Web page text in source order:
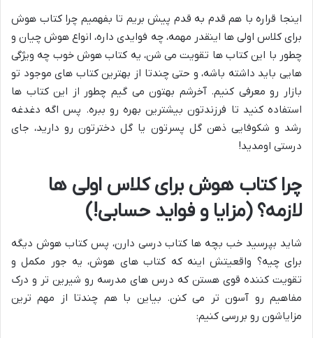
اینجا قراره با هم قدم به قدم پیش بریم تا بفهمیم چرا کتاب هوش
برای کلاس اولی ها اینقدر مهمه، چه فوایدی داره، انواع هوش چیان و
چطور با این کتاب ها تقویت می شن، یه کتاب هوش خوب چه ویژگی
هایی باید داشته باشه، و حتی چندتا از بهترین کتاب های موجود تو
بازار رو معرفی کنیم. آخرشم بهتون می گیم چطور از این کتاب ها
استفاده کنید تا فرزندتون بیشترین بهره رو ببره. پس اگه دغدغه
رشد و شکوفایی ذهن گل پسرتون یا گل دخترتون رو دارید، جای
درستی اومدید!
چرا کتاب هوش برای کلاس اولی ها
لازمه؟ (مزایا و فواید حسابی!)
شاید بپرسید خب بچه ها کتاب درسی دارن، پس کتاب هوش دیگه
برای چیه؟ واقعیتش اینه که کتاب های هوش، یه جور مکمل و
تقویت کننده قوی هستن که درس های مدرسه رو شیرین تر و درک
مفاهیم رو آسون تر می کنن. بیاین با هم چندتا از مهم ترین
مزایاشون رو بررسی کنیم: